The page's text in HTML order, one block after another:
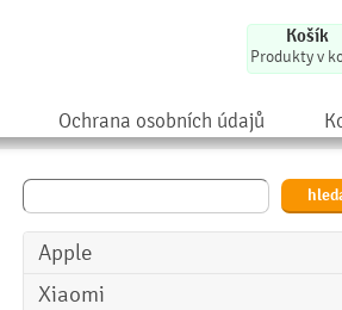
Košík
Produkty v
Ochrana osobních údajů
Apple
Xiaomi